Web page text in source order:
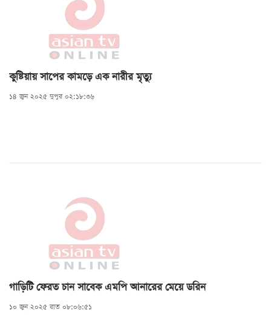
কুষ্টিয়ায় সাপের কামড়ে এক নারীর মৃত্যু
১৪ জুন ২০২৫ দুপুর ০২:১৮:৩৬
গাড়িটি ফেরত চান সাবেক এমপি আনারের মেয়ে ডরিন
১০ জুন ২০২৫ রাত ০৮:০৬:৫১